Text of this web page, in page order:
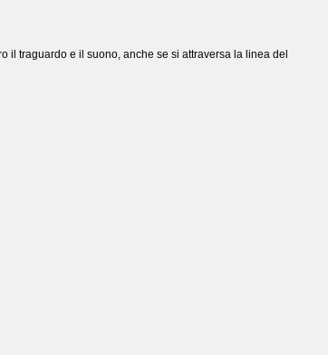
il traguardo e il suono, anche se si attraversa la linea del